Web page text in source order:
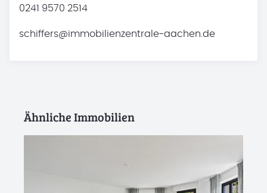
0241 9570 2514
schiffers@immobilienzentrale-aachen.de
Ähnliche Immobilien